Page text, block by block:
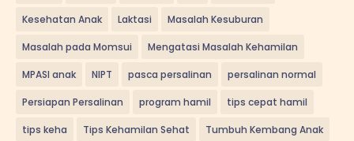
Kesehatan Anak Laktasi Masalah Kesuburan
Masalah pada Momsui Mengatasi Masalah Kehamilan
MPASI anak NIPT pasca persalinan persalinan normal
Persiapan Persalinan program hamil tips cepat hamil
tips keha Tips Kehamilan Sehat Tumbuh Kembang Anak